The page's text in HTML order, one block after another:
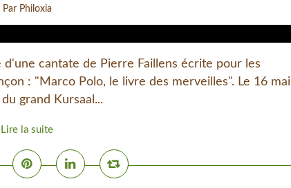
Par Philoxia
d'une cantate de Pierre Faillens écrite pour les
: "Marco Polo, le livre des merveilles". Le 16 mai
grand Kursaal...
Lire la suite